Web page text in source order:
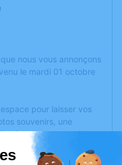
nous vous annonçons
le mardi 01 octobre
pour laisser vos
souvenirs, une
à travers des poèmes
lieu d'expression dédié à